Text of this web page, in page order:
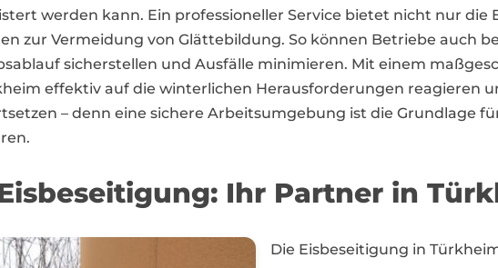
werden kann. Ein professioneller Service bietet nicht nur die
zur Vermeidung von Glättebildung. So können Betriebe auch
sicherstellen und Ausfälle minimieren. Mit einem
effektiv auf die winterlichen Herausforderungen reagieren
– denn eine sichere Arbeitsumgebung ist die Grundlage
Ihr Partner in
Die Eisbeseitigung in